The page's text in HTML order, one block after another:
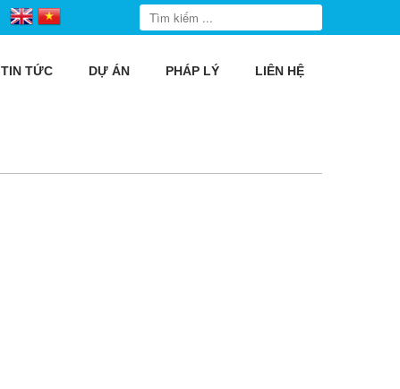
TIN TỨC DỰ ÁN PHÁP LÝ LIÊN HỆ